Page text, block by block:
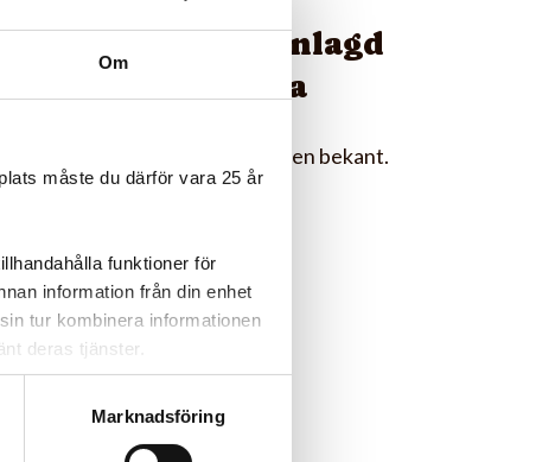
Om
måste du därför vara 25 år
funktioner för
information från din enhet
tur kombinera informationen
deras tjänster.
Marknadsföring
Annorlunda inlagd
västeråsgurka
Ett recept jag har fått av en bekant.